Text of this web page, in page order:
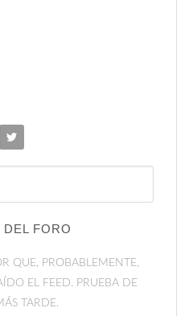
FORO
QUE, PROBABLEMENTE,
EL FEED. PRUEBA DE
TARDE.